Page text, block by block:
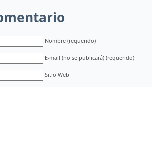
Nombre (requerido)
E-mail (no se publicará) (requerido)
Sitio Web